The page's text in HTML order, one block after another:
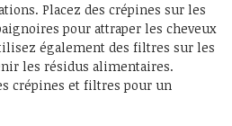
Placez des crépines sur les
pour attraper les cheveux
également des filtres sur les
les résidus alimentaires.
crépines et filtres pour un